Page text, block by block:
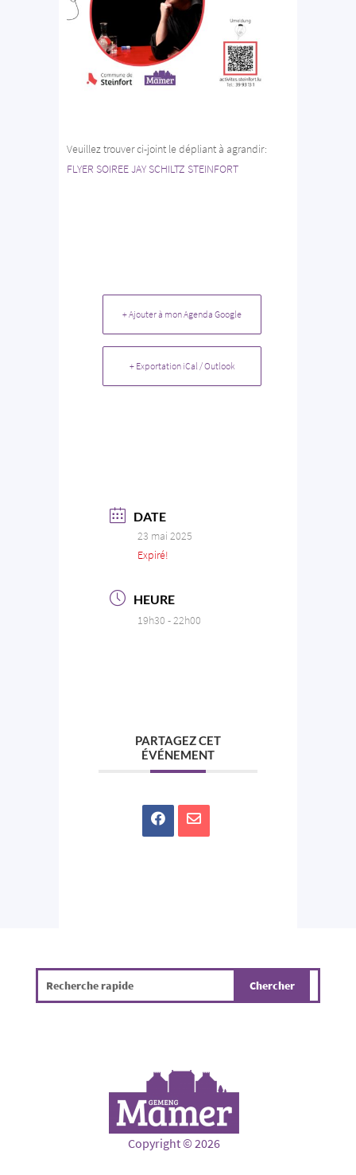
Veuillez trouver ci-joint le dépliant à agrandir:
FLYER SOIREE JAY SCHILTZ STEINFORT
+ Ajouter à mon Agenda Google
+ Exportation iCal / Outlook
DATE
23 mai 2025
Expiré!
HEURE
19h30 - 22h00
PARTAGEZ CET
ÉVÉNEMENT
Copyright © 2026